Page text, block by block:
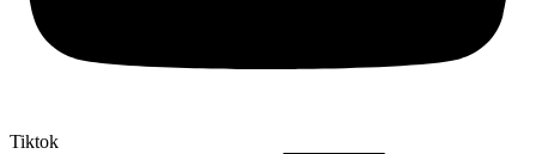
Tiktok